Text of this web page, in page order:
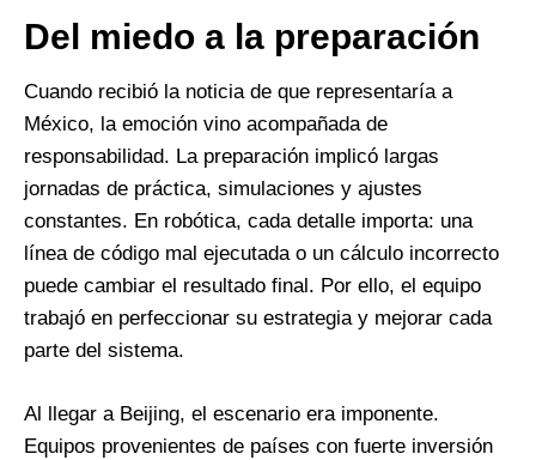
Del miedo a la preparación
Cuando recibió la noticia de que representaría a
México, la emoción vino acompañada de
responsabilidad. La preparación implicó largas
jornadas de práctica, simulaciones y ajustes
constantes. En robótica, cada detalle importa: una
línea de código mal ejecutada o un cálculo incorrecto
puede cambiar el resultado final. Por ello, el equipo
trabajó en perfeccionar su estrategia y mejorar cada
parte del sistema.
Al llegar a Beijing, el escenario era imponente.
Equipos provenientes de países con fuerte inversión